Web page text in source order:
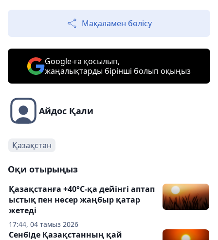
Мақаламен бөлісу
Google-ға қосылып,
жаңалықтарды бірінші болып оқыңыз
Айдос Қали
Қазақстан
Оқи отырыңыз
17:44, 04 тамыз 2026
Қазақстанға +40°С-қа дейінгі аптап
ыстық пен нөсер жаңбыр қатар
жетеді
Сенбіде Қазақстанның қай